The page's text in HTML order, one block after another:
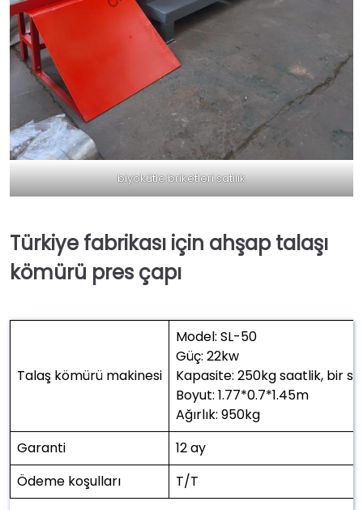
biyokütle briketleri satılık
Türkiye fabrikası için ahşap talaşı
kömürü pres çapı
Talaş kömürü makinesi
Model: SL-50
Güç: 22kw
Kapasite: 250kg saatlik, bir
Boyut: 1.77*0.7*1.45m
Ağırlık: 950kg
Garanti
12 ay
Ödeme koşulları
T/T